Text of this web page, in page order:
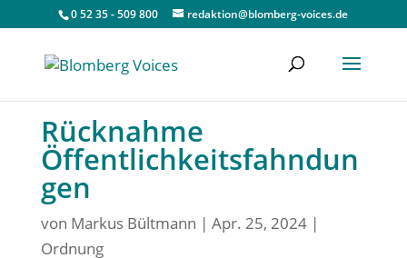
0 52 35 - 509 800 redaktion@blomberg-voices.de
Rücknahme
Öffentlichkeitsfahndun
gen
von Markus Bültmann | Apr. 25, 2024|
Ordnung